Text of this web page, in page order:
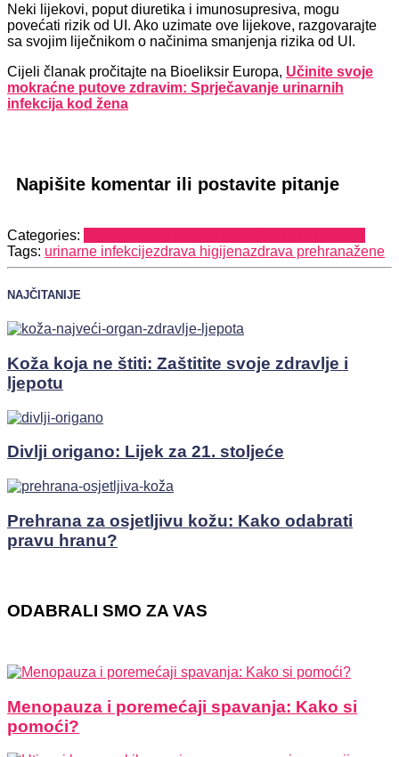
Neki lijekovi, poput diuretika i imunosupresiva, mogu
povećati rizik od UI. Ako uzimate ove lijekove, razgovarajte
sa svojim liječnikom o načinima smanjenja rizika od UI.
Cijeli članak pročitajte na Bioeliksir Europa, Učinite svoje
mokraćne putove zdravim: Sprječavanje urinarnih
infekcija kod žena
Napišite komentar ili postavite pitanje
Categories:
Tags: urinarne infekcijezdrava higijenazdrava prehranažene
NAJČITANIJE
Koža koja ne štiti: Zaštitite svoje zdravlje i
ljepotu
Divlji origano: Lijek za 21. stoljeće
Prehrana za osjetljivu kožu: Kako odabrati
pravu hranu?
ODABRALI SMO ZA VAS
Menopauza i poremećaji spavanja: Kako si
pomoći?